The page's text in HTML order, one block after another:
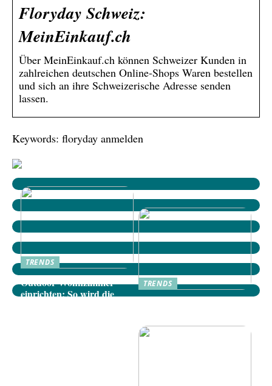
Floryday Schweiz:
MeinEinkauf.ch
Über MeinEinkauf.ch können Schweizer Kunden in
zahlreichen deutschen Online-Shops Waren bestellen
und sich an ihre Schweizerische Adresse senden
lassen.
Keywords: floryday anmelden
TRENDS
Outdoor-Wohnzimmer
einrichten: So wird die
TRENDS